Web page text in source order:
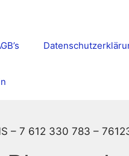
– 7 612 330 783 –